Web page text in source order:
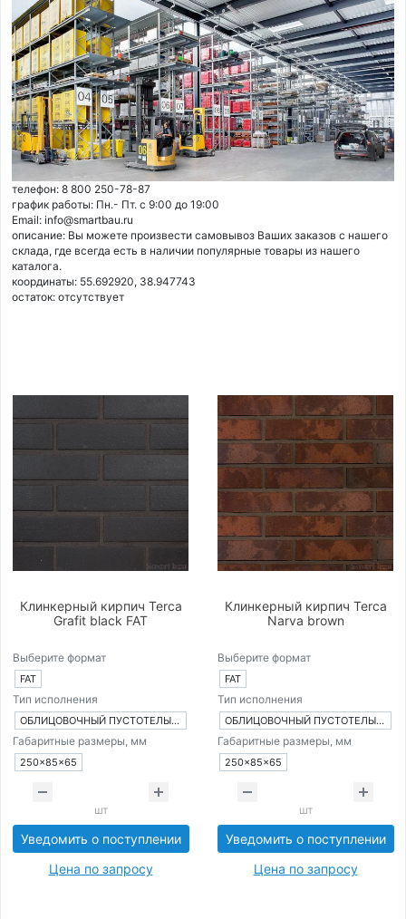
телефон: 8 800 250-78-87
график работы: Пн.- Пт. с 9:00 до 19:00
Email: info@smartbau.ru
описание: Вы можете произвести самовывоз Ваших заказов с нашего
склада, где всегда есть в наличии популярные товары из нашего
каталога.
координаты: 55.692920, 38.947743
остаток: отсутствует
Клинкерный кирпич Terca
Grafit black FAT
Выберите формат
FAT
Тип исполнения
ОБЛИЦОВОЧНЫЙ ПУСТОТЕЛЫЙ КИРПИЧ
Габаритные размеры, мм
250×85×65
шт
Уведомить о поступлении
Цена по запросу
Клинкерный кирпич Terca
Narva brown
Выберите формат
FAT
Тип исполнения
ОБЛИЦОВОЧНЫЙ ПУСТОТЕЛЫЙ КИРПИЧ
Габаритные размеры, мм
250×85×65
шт
Уведомить о поступлении
Цена по запросу